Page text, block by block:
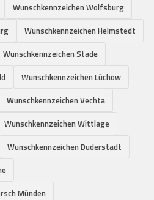
Wunschkennzeichen Wolfsburg
Wunschkennzeichen Helmstedt
Wunschkennzeichen Stade
Wunschkennzeichen Lüchow
Wunschkennzeichen Vechta
Wunschkennzeichen Wittlage
Wunschkennzeichen Duderstadt
Münden